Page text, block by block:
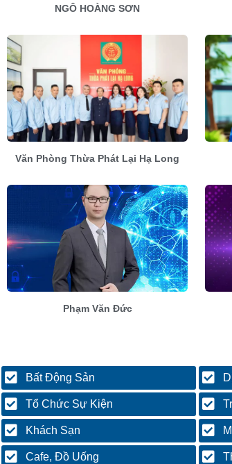
NGÔ HOÀNG SƠN
Văn Phòng Thừa Phát Lại Hạ Long
Phạm Văn Đức
Bất Động Sản
Tổ Chức Sự Kiện
Khách Sạn
Cafe, Đồ Uống